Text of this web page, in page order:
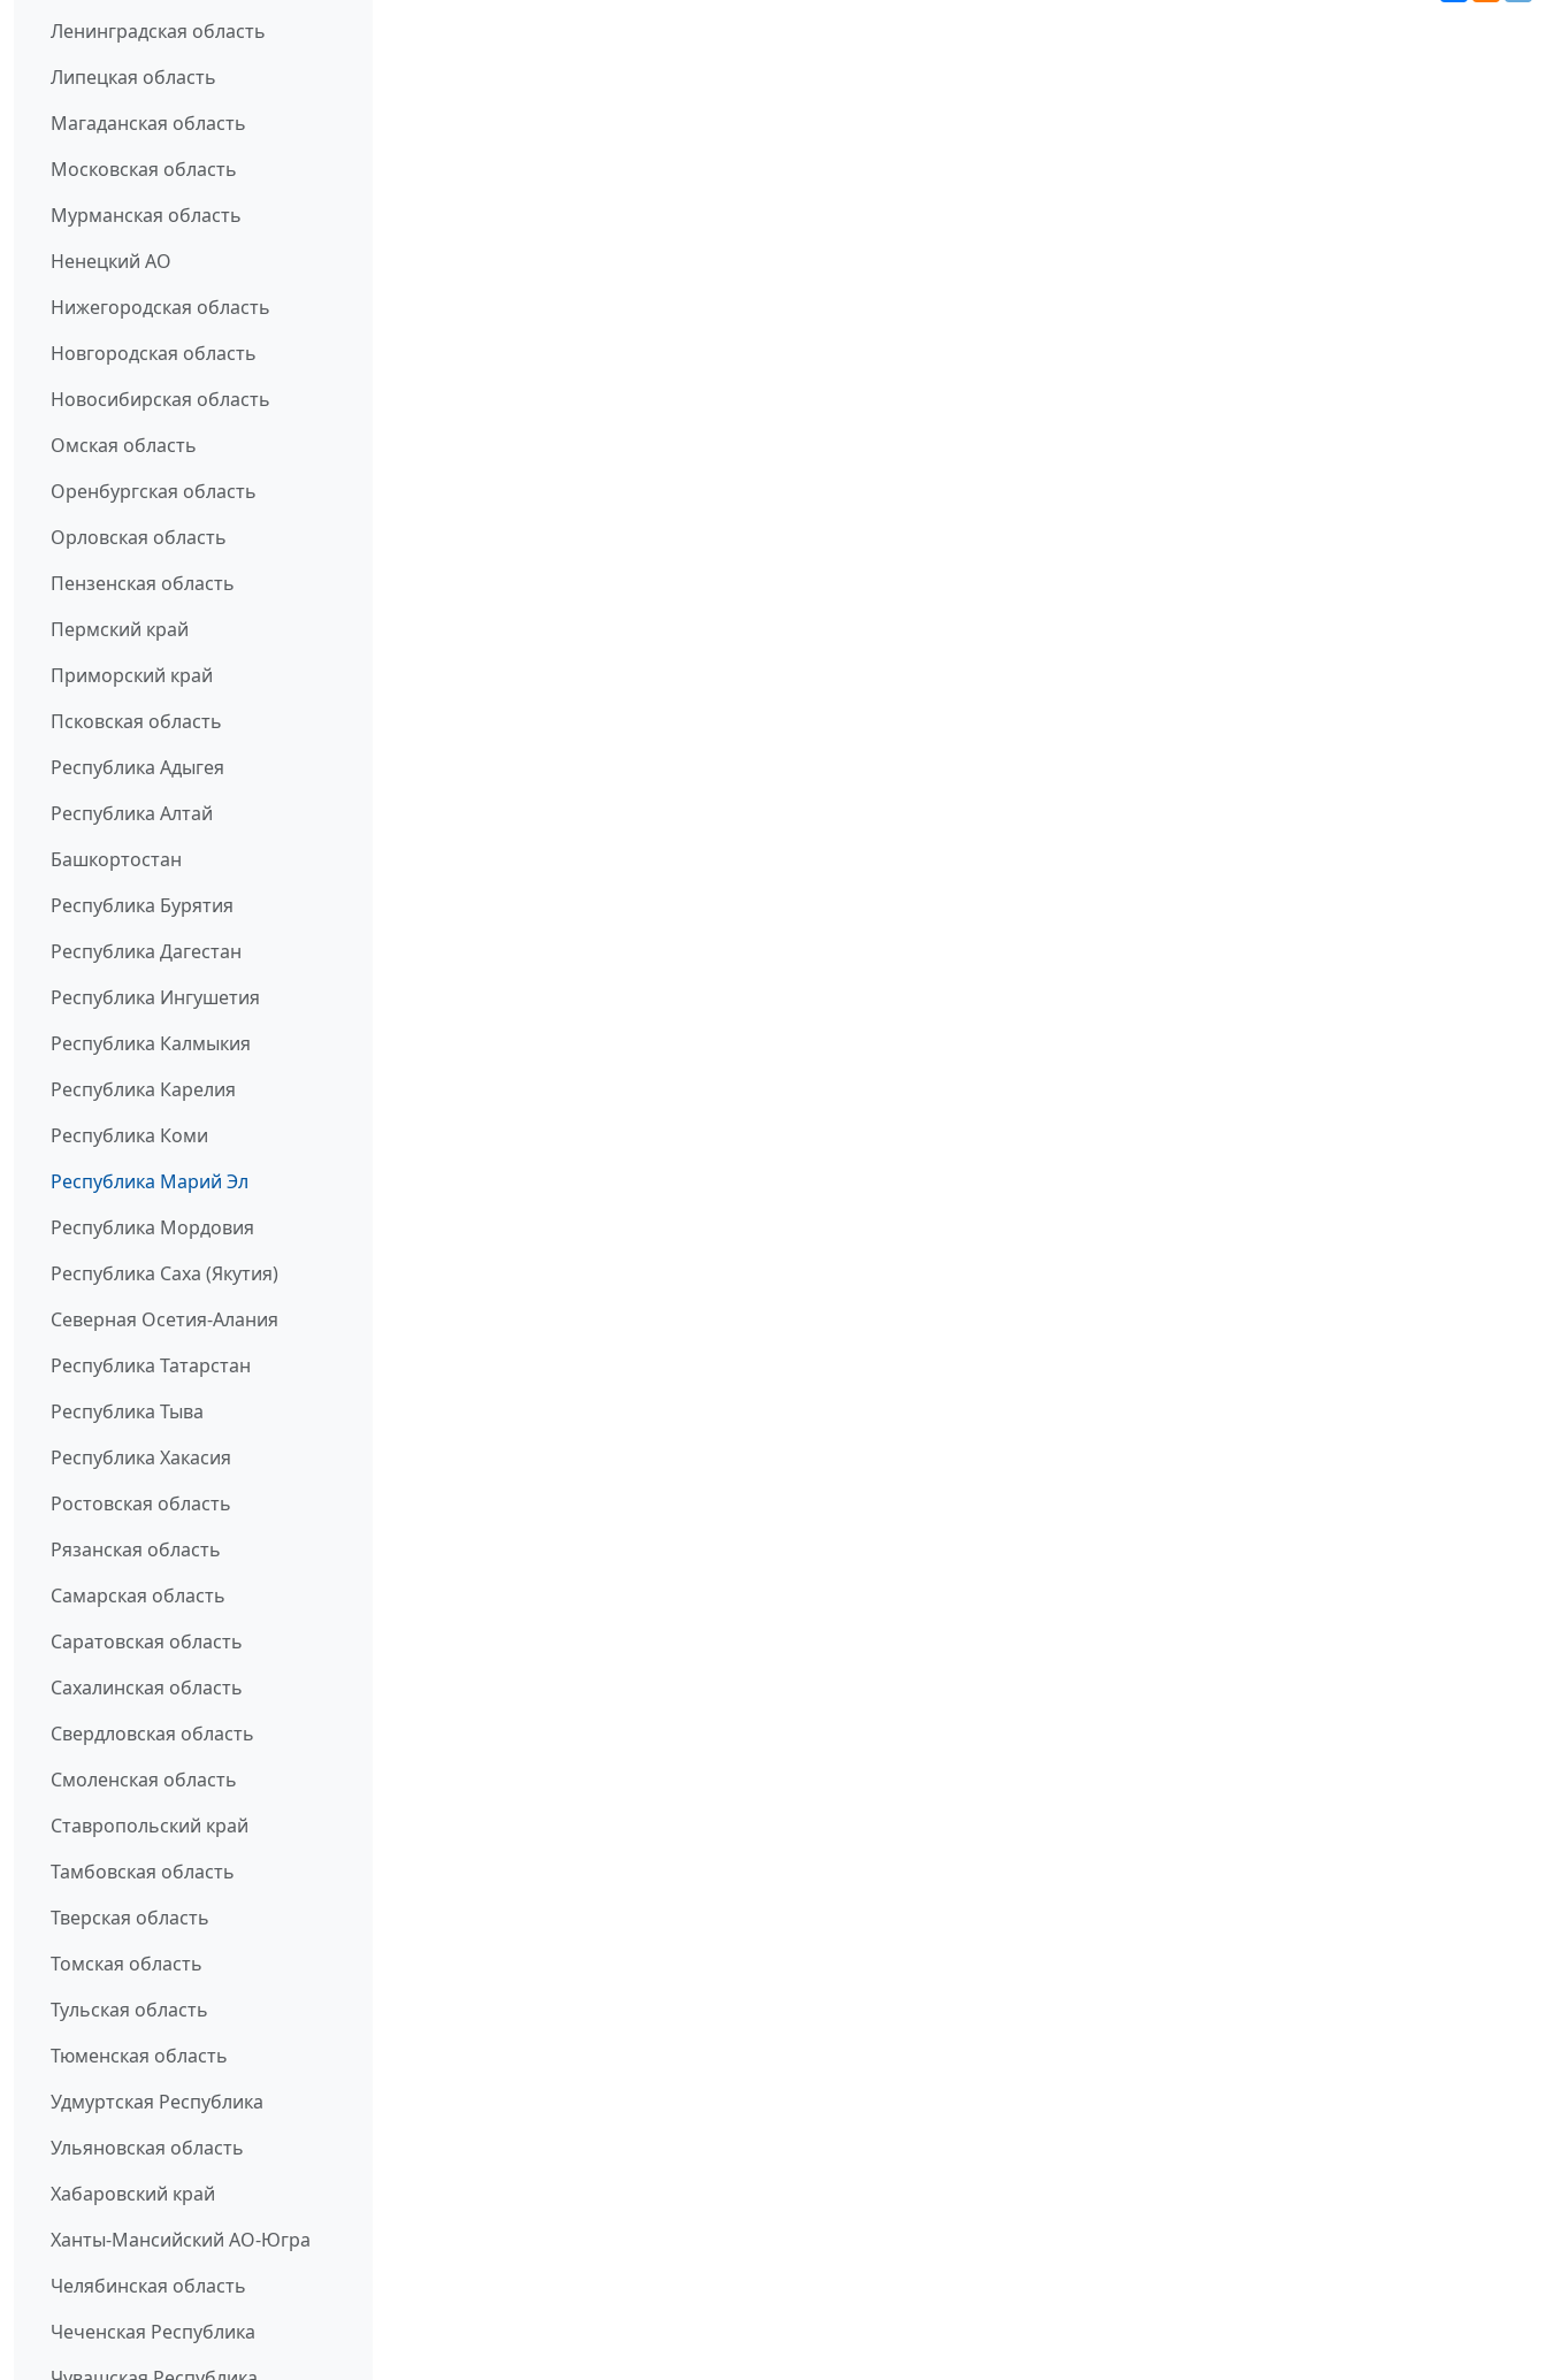
Ленинградская область
Липецкая область
Магаданская область
Московская область
Мурманская область
Ненецкий АО
Нижегородская область
Новгородская область
Новосибирская область
Омская область
Оренбургская область
Орловская область
Пензенская область
Пермский край
Приморский край
Псковская область
Республика Адыгея
Республика Алтай
Башкортостан
Республика Бурятия
Республика Дагестан
Республика Ингушетия
Республика Калмыкия
Республика Карелия
Республика Коми
Республика Марий Эл
Республика Мордовия
Республика Саха (Якутия)
Северная Осетия-Алания
Республика Татарстан
Республика Тыва
Республика Хакасия
Ростовская область
Рязанская область
Самарская область
Саратовская область
Сахалинская область
Свердловская область
Смоленская область
Ставропольский край
Тамбовская область
Тверская область
Томская область
Тульская область
Тюменская область
Удмуртская Республика
Ульяновская область
Хабаровский край
Ханты-Мансийский АО-Югра
Челябинская область
Чеченская Республика